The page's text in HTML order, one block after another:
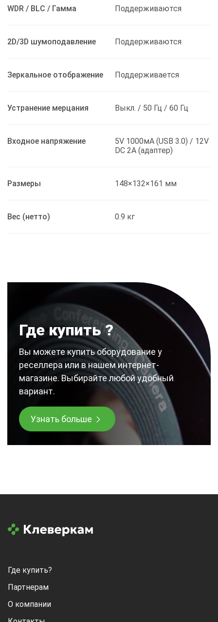
WDR / BLC / Гамма Поддерживаются
2D/3D шумоподавление Поддерживаются
Зеркальное отображение Поддерживается
Устранение мерцания Выкл. / 50 Гц / 60 Гц
Входное напряжение
5V 1000мА (USB 3.0) / 12V
DC 2A (адаптер)
Размеры 148×132×161 мм
Вес (нетто) 0.9 кг
Где купить ?
Вы можете купить оборудование у
реселлера или в нашем интернет-
магазине. Выбирайте любой удобный
вариант.
Узнать больше
Где купить?
Партнерам
О компании